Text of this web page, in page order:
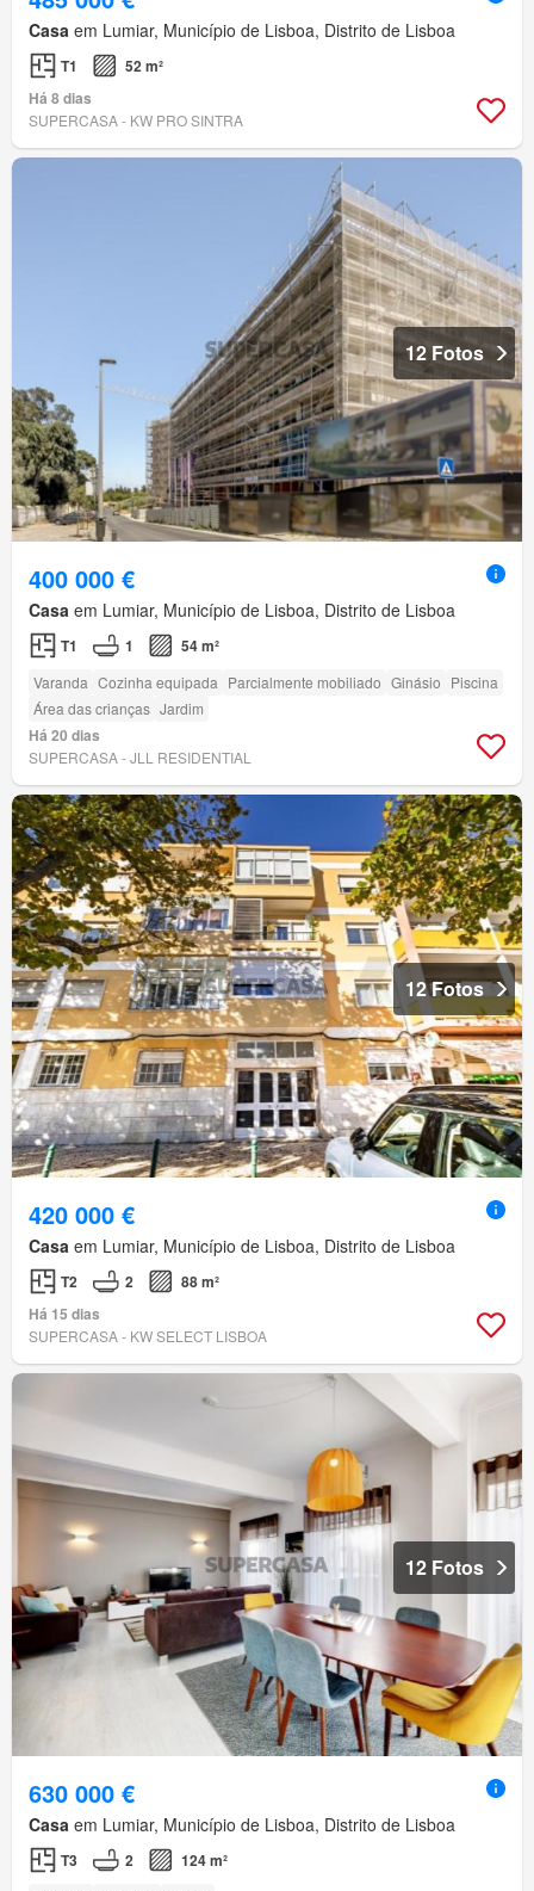
Casa em Lumiar, Município de Lisboa, Distrito de Lisboa
T1
52 m²
Há 8 dias
SUPERCASA - KW PRO SINTRA
12 Fotos
400 000 €
Casa em Lumiar, Município de Lisboa, Distrito de Lisboa
T1 1 54 m²
Varanda Cozinha equipada Parcialmente mobiliado Ginásio Piscina
Área das crianças Jardim
Há 20 dias
SUPERCASA - JLL RESIDENTIAL
12 Fotos
420 000 €
Casa em Lumiar, Município de Lisboa, Distrito de Lisboa
T2 2
88 m²
Há 15 dias
SUPERCASA - KW SELECT LISBOA
12 Fotos
630 000 €
Casa em Lumiar, Município de Lisboa, Distrito de Lisboa
T3 2 124 m²